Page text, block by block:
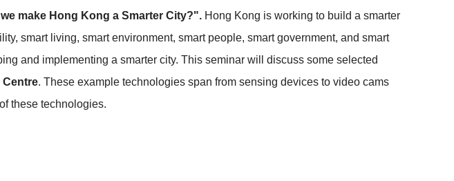
make Hong Kong a Smarter City?". Hong Kong is working to build a smarter
smart living, smart environment, smart people, smart government, and smart
and implementing a smarter city. This seminar will discuss some selected
Centre. These example technologies span from sensing devices to video cams
these technologies.